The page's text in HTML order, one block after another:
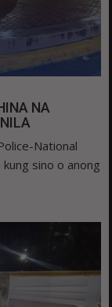
NA
National
sino o anong